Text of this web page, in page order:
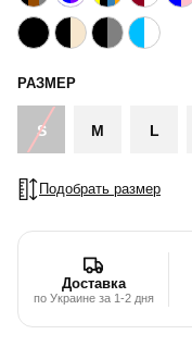
РАЗМЕР
S M L
Подобрать размер
Доставка
по Украине за 1-2 дня